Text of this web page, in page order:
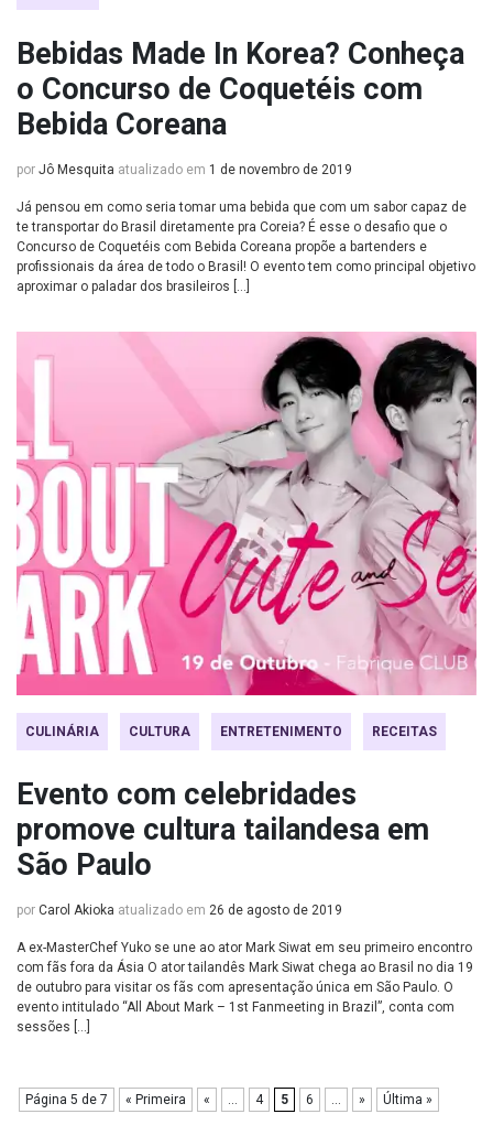
Bebidas Made In Korea? Conheça
o Concurso de Coquetéis com
Bebida Coreana
por Jô Mesquita atualizado em 1 de novembro de 2019
Já pensou em como seria tomar uma bebida que com um sabor capaz de
te transportar do Brasil diretamente pra Coreia? É esse o desafio que o
Concurso de Coquetéis com Bebida Coreana propõe a bartenders e
profissionais da área de todo o Brasil! O evento tem como principal objetivo
aproximar o paladar dos brasileiros […]
CULINÁRIA CULTURA ENTRETENIMENTO RECEITAS
Evento com celebridades
promove cultura tailandesa em
São Paulo
por Carol Akioka atualizado em 26 de agosto de 2019
A ex-MasterChef Yuko se une ao ator Mark Siwat em seu primeiro encontro
com fãs fora da Ásia O ator tailandês Mark Siwat chega ao Brasil no dia 19
de outubro para visitar os fãs com apresentação única em São Paulo. O
evento intitulado “All About Mark – 1st Fanmeeting in Brazil”, conta com
sessões […]
Página 5 de 7 « Primeira « ... 4 5 6 ... » Última »